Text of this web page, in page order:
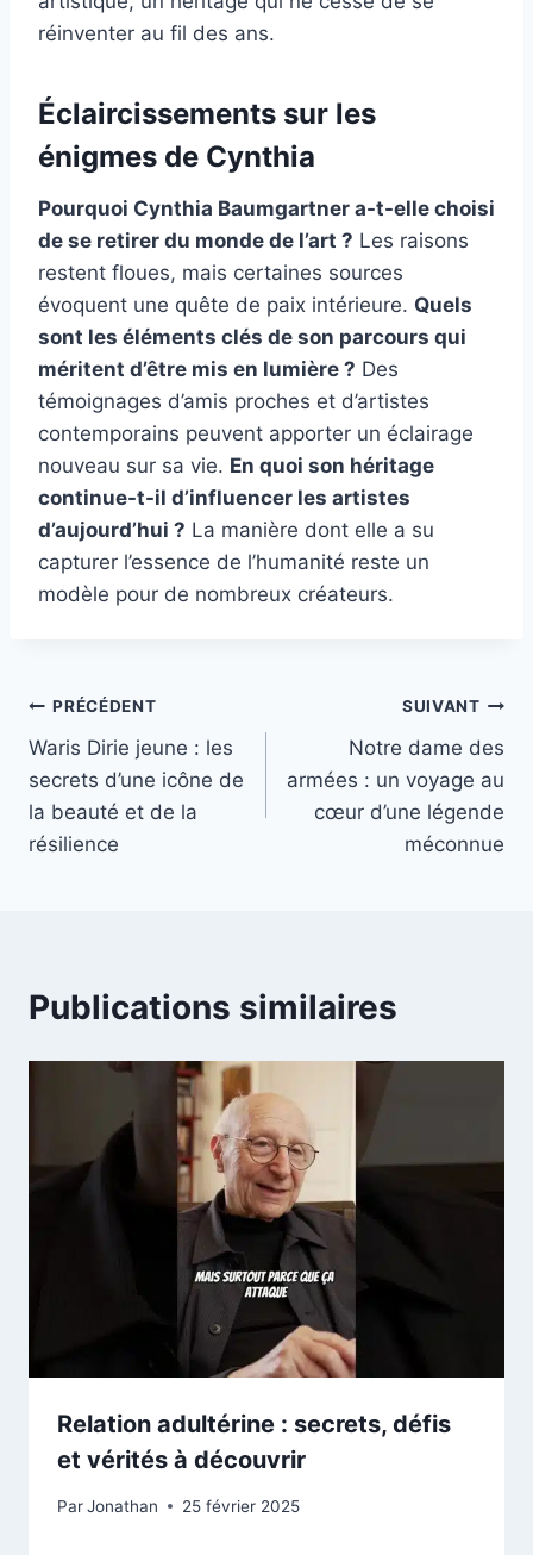
réinventer au fil des ans.
Éclaircissements sur les
énigmes de Cynthia
Pourquoi Cynthia Baumgartner a-t-elle choisi
de se retirer du monde de l’art ? Les raisons
restent floues, mais certaines sources
évoquent une quête de paix intérieure. Quels
sont les éléments clés de son parcours qui
méritent d’être mis en lumière ? Des
témoignages d’amis proches et d’artistes
contemporains peuvent apporter un éclairage
nouveau sur sa vie. En quoi son héritage
continue-t-il d’influencer les artistes
d’aujourd’hui ? La manière dont elle a su
capturer l’essence de l’humanité reste un
modèle pour de nombreux créateurs.
Navigation
de
l’article
PRÉCÉDENT
Waris Dirie jeune : les
secrets d’une icône de
la beauté et de la
résilience
SUIVANT
Notre dame des
armées : un voyage au
cœur d’une légende
méconnue
Publications similaires
Relation adultérine : secrets, défis
et vérités à découvrir
ParJonathan 25 février 2025